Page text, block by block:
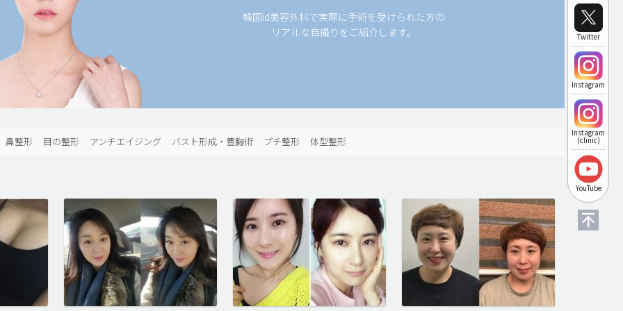
Twitter
Instagram
Instagram
(clinic)
YouTube
韓国id美容外科で実際に手術を受けられた方の
リアルな自撮りをご紹介します。
鼻整形 目の整形 アンチエイジング バスト形成・豊胸術 プチ整形 体型整形